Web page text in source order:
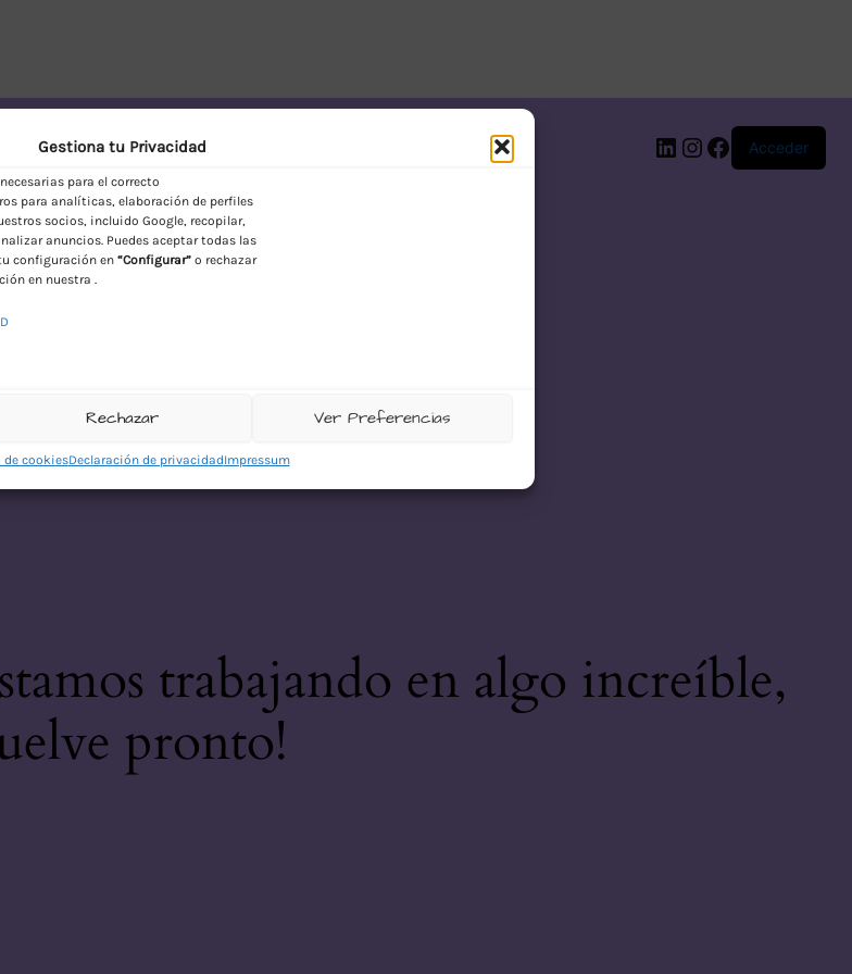
Gestiona tu Privacidad
para el correcto
para analíticas, elaboración de perfiles
socios, incluido Google, recopilar,
anuncios. Puedes aceptar todas las
configuración en “Configurar” o rechazar
en nuestra .
Rechazar Ver Preferencias
cookiesDeclaración de privacidadImpressum
España
LinkedIn
Instagram
Facebook
Acceder
trabajando en algo increíble,
pronto!